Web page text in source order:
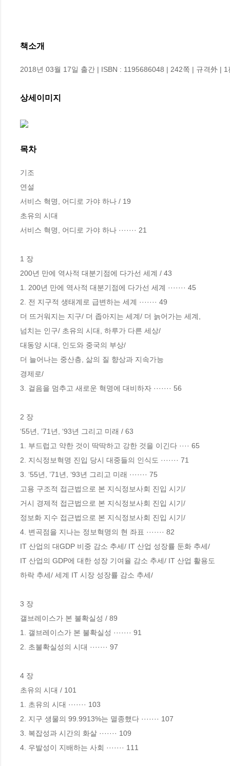
책소개
2018년 03월 17일 출간 | ISBN : 1195686048 | 242쪽 | 규격外 | 1
상세이미지
목차
기조
연설
서비스 혁명, 어디로 가야 하나 / 19
초유의 시대
서비스 혁명, 어디로 가야 하나 ······· 21
1 장
200년 만에 역사적 대분기점에 다가선 세계 / 43
1. 200년 만에 역사적 대분기점에 다가선 세계 ······· 45
2. 전 지구적 생태계로 급변하는 세계 ······· 49
더 뜨거워지는 지구/ 더 좁아지는 세계/ 더 늙어가는 세계,
넘치는 인구/ 초유의 시대, 하루가 다른 세상/
대동양 시대, 인도와 중국의 부상/
더 늘어나는 중산층, 삶의 질 향상과 지속가능
경제로/
3. 걸음을 멈추고 새로운 혁명에 대비하자 ······· 56
2 장
‘55년, ’71년, ‘93년 그리고 미래 / 63
1. 부드럽고 약한 것이 딱딱하고 강한 것을 이긴다 ···· 65
2. 지식정보혁명 진입 당시 대중들의 인식도 ······· 71
3. ‘55년, ’71년, ‘93년 그리고 미래 ······· 75
고용 구조적 접근법으로 본 지식정보사회 진입 시기/
거시 경제적 접근법으로 본 지식정보사회 진입 시기/
정보화 지수 접근법으로 본 지식정보사회 진입 시기/
4. 변곡점을 지나는 정보혁명의 현 좌표 ······· 82
IT 산업의 대GDP 비중 감소 추세/ IT 산업 성장률 둔화 추세/
IT 산업의 GDP에 대한 성장 기여율 감소 추세/ IT 산업 활용도
하락 추세/ 세계 IT 시장 성장률 감소 추세/
3 장
갤브레이스가 본 불확실성 / 89
1. 갤브레이스가 본 불확실성 ······· 91
2. 초불확실성의 시대 ······· 97
4 장
초유의 시대 / 101
1. 초유의 시대 ······· 103
2. 지구 생물의 99.9913%는 멸종했다 ······· 107
3. 복잡성과 시간의 화살 ······· 109
4. 우발성이 지배하는 사회 ······· 111